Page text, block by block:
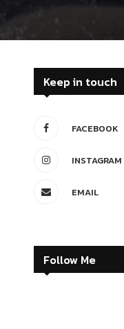
Keep in touch
FACEBOOK
INSTAGRAM
EMAIL
Follow Me